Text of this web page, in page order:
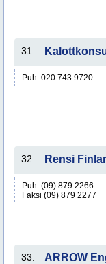
31.
Puh. 020 743 9720
32. Rensi
Puh. (09) 879 2266
Faksi (09) 879 2277
33. ARROW